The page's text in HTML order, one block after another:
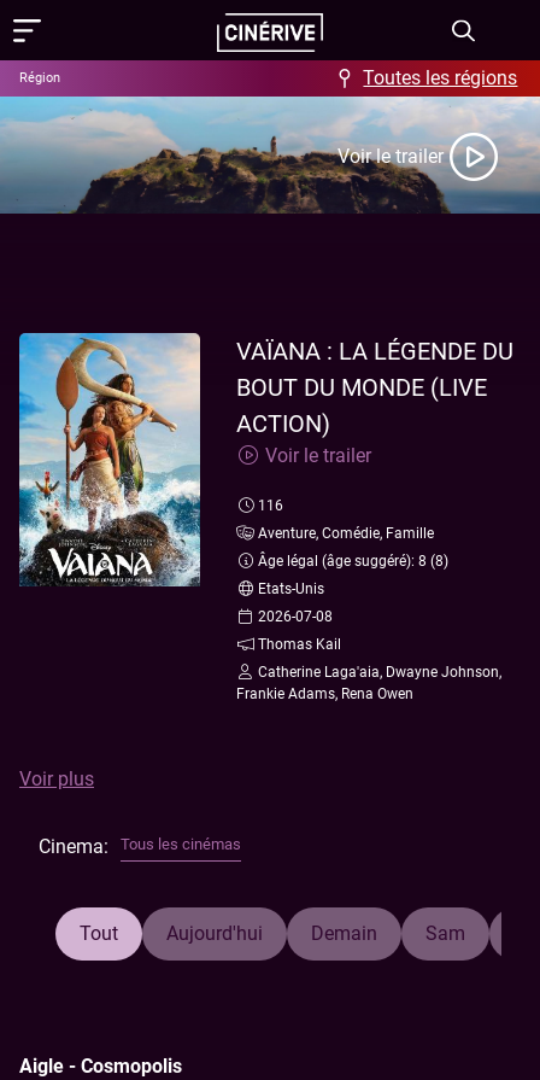
Ciné-Resto & Bar
Escape Game
Films
Showing in English
Programme
Actus
FAQ & Offres
Aide / FAQ
Offres
B2B
Anniversaire
Contact
À propos
Nous contacter
Nos cinémas
Région Toutes les régions
Voir le trailer
VAÏANA : LA LÉGENDE DU
BOUT DU MONDE (LIVE
ACTION)
Voir le trailer
116
Aventure, Comédie, Famille
Âge légal (âge suggéré): 8 (8)
Etats-Unis
2026-07-08
Thomas Kail
Catherine Laga'aia, Dwayne Johnson,
Frankie Adams, Rena Owen
Répondant à l’appel de l’océan, Vaiana s’aventure pour la
première fois par-delà le récif de son île de Motunui.
pour un voyage inoubliable destiné à permettre à son
Voir plus
Cinema: Tous les cinémas
Tout Aujourd'hui Demain Sam
Aigle - Cosmopolis